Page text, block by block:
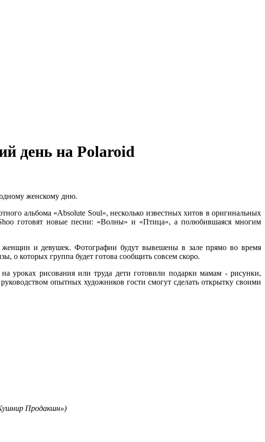
день на Polaroid
женскому дню.
альбома «Absolute Soul», несколько известных хитов в оригинальных
готовят новые песни: «Волны» и «Птица», а полюбившаяся многим
женщин и девушек. Фотографии будут вывешены в зале прямо во время
о которых группа будет готова сообщить совсем скоро.
уроках рисования или труда дети готовили подарки мамам - рисунки,
опытных художников гости смогут сделать открытку своими
Продакшн»)